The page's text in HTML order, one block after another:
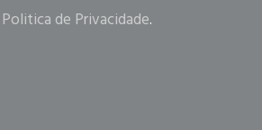
Politica de Privacidade.